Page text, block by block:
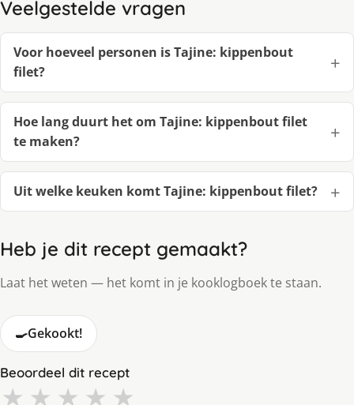
Veelgestelde vragen
Voor hoeveel personen is Tajine: kippenbout
filet?
Hoe lang duurt het om Tajine: kippenbout filet
te maken?
Uit welke keuken komt Tajine: kippenbout filet?
Heb je dit recept gemaakt?
Laat het weten — het komt in je kooklogboek te staan.
🍳Gekookt!
Beoordeel dit recept
★ ★ ★ ★ ★